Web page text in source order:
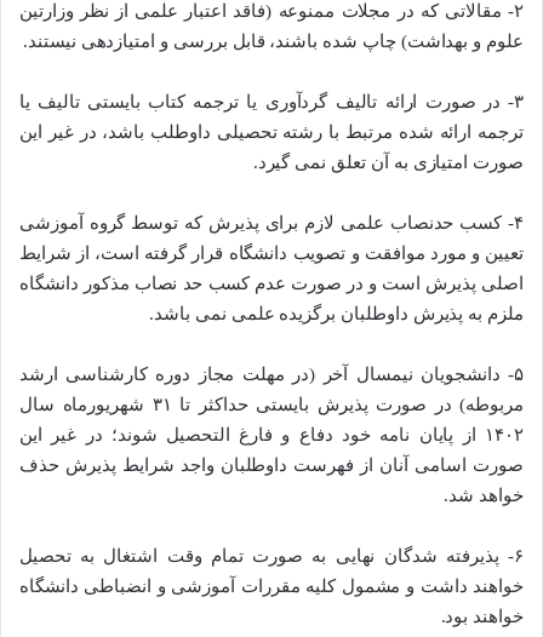
۲- مقالاتی که در مجلات ممنوعه (فاقد اعتبار علمی از نظر وزارتین
علوم و بهداشت) چاپ شده باشند، قابل بررسی و امتیازدهی نیستند.
۳- در صورت ارائه تالیف گردآوری یا ترجمه کتاب بایستی تالیف یا
ترجمه ارائه شده مرتبط با رشته تحصیلی داوطلب باشد، در غیر این
صورت امتیازی به آن تعلق نمی گیرد.
۴- کسب حدنصاب علمی لازم برای پذیرش که توسط گروه آموزشی
تعیین و مورد موافقت و تصویب دانشگاه قرار گرفته است، از شرایط
اصلی پذیرش است و در صورت عدم کسب حد نصاب مذکور دانشگاه
ملزم به پذیرش داوطلبان برگزیده علمی نمی باشد.
۵- دانشجویان نیمسال آخر (در مهلت مجاز دوره کارشناسی ارشد
مربوطه) در صورت پذیرش بایستی حداکثر تا ۳۱ شهریورماه سال
١۴٠٢ از پایان نامه خود دفاع و فارغ التحصیل شوند؛ در غیر این
صورت اسامی آنان از فهرست داوطلبان واجد شرایط پذیرش حذف
خواهد شد.
۶- پذیرفته شدگان نهایی به صورت تمام وقت اشتغال به تحصیل
خواهند داشت و مشمول کلیه مقررات آموزشی و انضباطی دانشگاه
خواهند بود.